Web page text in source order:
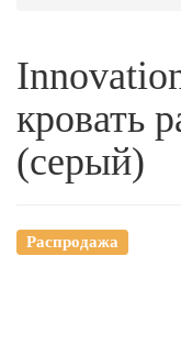
кровать
(серый)
Распродажа